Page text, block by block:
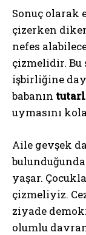
Sonuç olarak
çizerken
nefes
çizmelidir. Bu
işbirliğine
babanın
uymasını
Aile gevşek
yaşar.
çizmeliyiz.
ziyade
olumlu